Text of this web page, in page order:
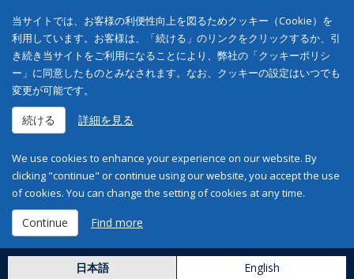
当サイトでは、お客様の利便性向上を図るためクッキー（Cookie）を
利用しています。お客様は、「続ける」のリンクをクリックするか、引
き続き当サイトをご利用になることにより、弊社の「クッキーポリシ
ー」に同意したものとみなされます。なお、クッキーの設定はいつでも
変更が可能です。
続ける 詳細を見る
We use cookies to enhance your experience on our website. By
clicking "continue" or continue using our website, you accept the use
of cookies. You can change the setting of cookies at any time.
Continue Find more
日本語 English